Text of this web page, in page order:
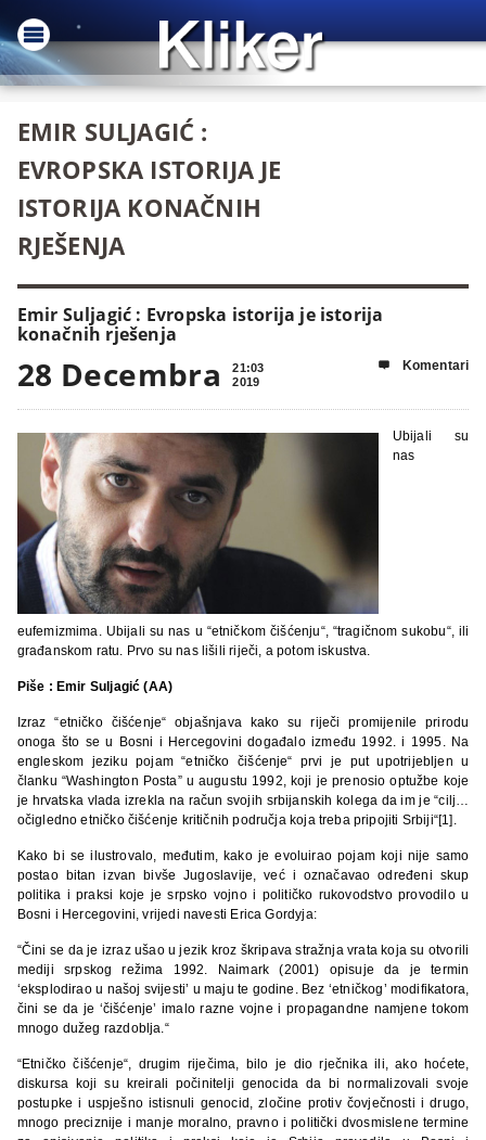
EMIR SULJAGIĆ :
EVROPSKA ISTORIJA JE
ISTORIJA KONAČNIH
RJEŠENJA
Emir Suljagić : Evropska istorija je istorija
konačnih rješenja
28 Decembra
21:03
2019
 Komentari
Ubijali su
nas
eufemizmima. Ubijali su nas u “etničkom čišćenju“, “tragičnom sukobu“, ili
građanskom ratu. Prvo su nas lišili riječi, a potom iskustva.
Piše : Emir Suljagić (AA)
Izraz “etničko čišćenje“ objašnjava kako su riječi promijenile prirodu
onoga što se u Bosni i Hercegovini događalo između 1992. i 1995. Na
engleskom jeziku pojam “etničko čišćenje“ prvi je put upotrijebljen u
članku “Washington Posta” u augustu 1992, koji je prenosio optužbe koje
je hrvatska vlada izrekla na račun svojih srbijanskih kolega da im je “cilj…
očigledno etničko čišćenje kritičnih područja koja treba pripojiti Srbiji“[1].
Kako bi se ilustrovalo, međutim, kako je evoluirao pojam koji nije samo
postao bitan izvan bivše Jugoslavije, već i označavao određeni skup
politika i praksi koje je srpsko vojno i političko rukovodstvo provodilo u
Bosni i Hercegovini, vrijedi navesti Erica Gordyja:
“Čini se da je izraz ušao u jezik kroz škripava stražnja vrata koja su otvorili
mediji srpskog režima 1992. Naimark (2001) opisuje da je termin
‘eksplodirao u našoj svijesti’ u maju te godine. Bez ‘etničkog’ modifikatora,
čini se da je ‘čišćenje’ imalo razne vojne i propagandne namjene tokom
mnogo dužeg razdoblja.“
“Etničko čišćenje“, drugim riječima, bilo je dio rječnika ili, ako hoćete,
diskursa koji su kreirali počinitelji genocida da bi normalizovali svoje
postupke i uspješno istisnuli genocid, zločine protiv čovječnosti i drugo,
mnogo preciznije i manje moralno, pravno i politički dvosmislene termine